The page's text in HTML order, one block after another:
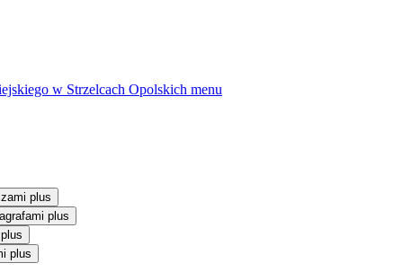
w Strzelcach Opolskich menu
plus
plus
plus